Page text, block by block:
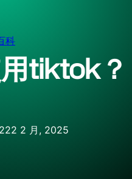
科
tiktok？
22 2 月, 2025